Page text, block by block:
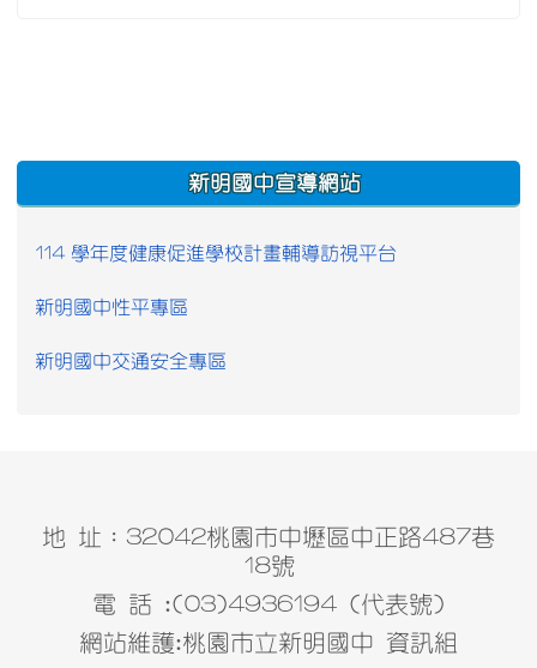
:::
新明國中宣導網站
114 學年度健康促進學校計畫輔導訪視平台
新明國中性平專區
新明國中交通安全專區
地 址：32042桃園市中壢區中正路487巷
18號
電 話 :(03)4936194 (代表號)
網站維護:桃園市立新明國中 資訊組